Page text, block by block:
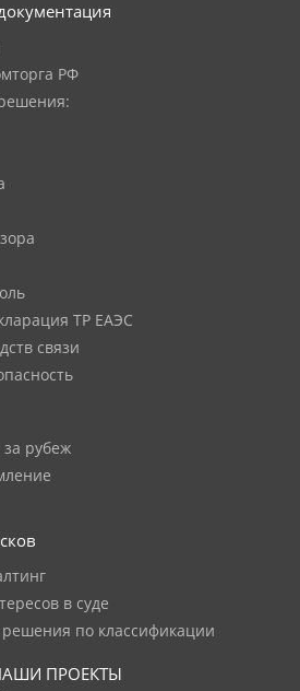
РФ
ТР ЕАЭС
связи
рубеж
в суде
по классификации
ПРОЕКТЫ